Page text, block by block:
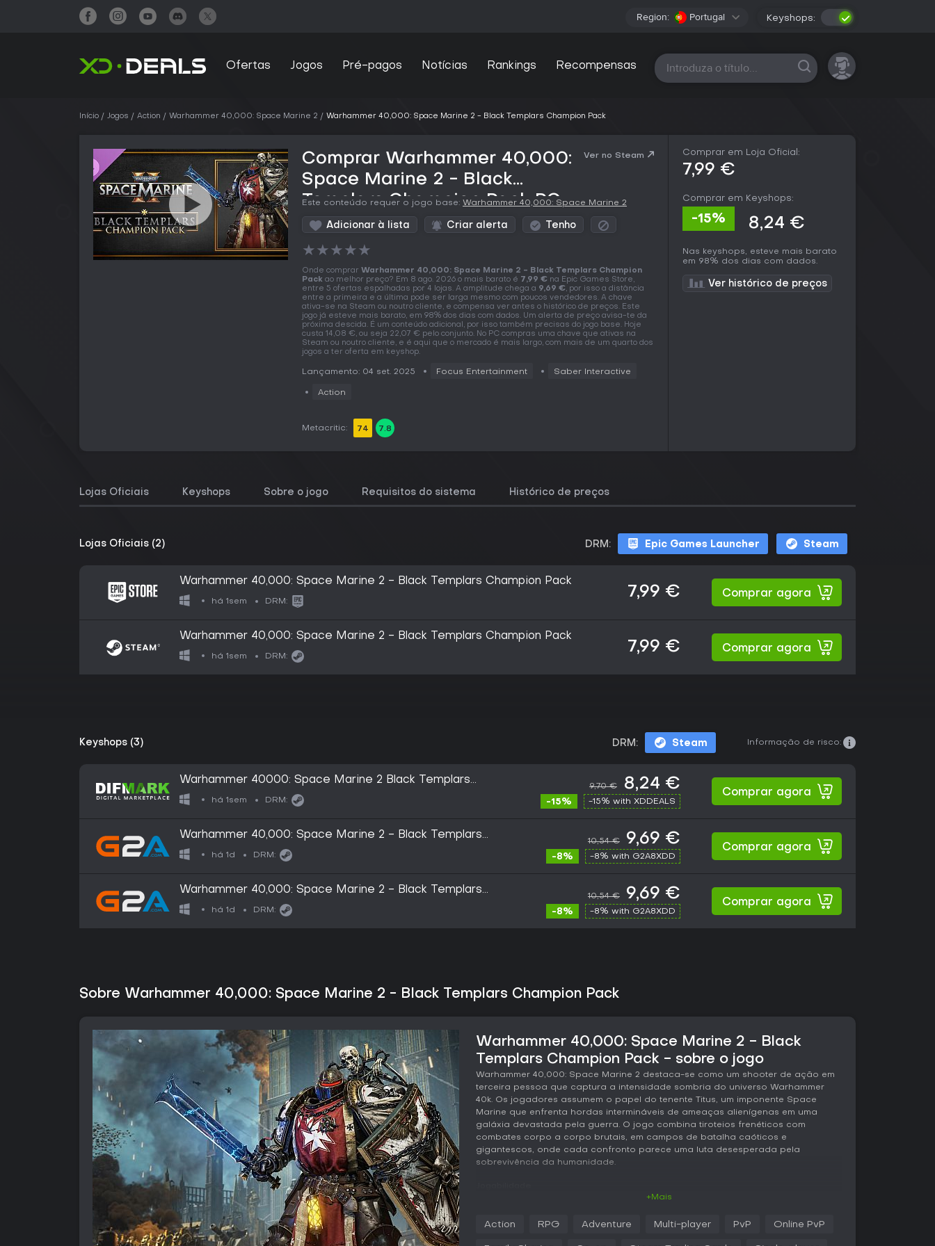
Region: Portugal Keyshops:
Ofertas Jogos Pré-pagos Notícias Rankings Recompensas Todas as plataformas
Início Jogos Action Warhammer 40,000: Space Marine 2 Warhammer 40,000: Space Marine 2 - Black Templars Champion Pack
Comprar Warhammer 40,000:
Space Marine 2 - Black
Templars Champion Pack PC
Key
Ver no Steam
Este conteúdo requer o jogo base: Warhammer 40,000: Space Marine 2
Adicionar à lista Criar alerta Tenho
★★★★★
Onde comprar Warhammer 40,000: Space Marine 2 - Black Templars Champion
Pack ao melhor preço? Em 8 ago. 2026 o mais barato é 7,99 € na Epic Games Store,
entre 5 ofertas espalhadas por 4 lojas. A amplitude chega a 9,69 €, por isso a distância
entre a primeira e a última pode ser larga mesmo com poucos vendedores. A chave
ativa-se na Steam ou noutro cliente, e compensa ver antes o histórico de preços. Este
jogo já esteve mais barato, em 98% dos dias com dados. Um alerta de preço avisa-te da
próxima descida. É um conteúdo adicional, por isso também precisas do jogo base. Hoje
custa 14,08 €, ou seja 22,07 € pelo conjunto. No PC compras uma chave que ativas na
Steam ou noutro cliente, e é aqui que o mercado é mais largo, com mais de um quarto dos
jogos a ter oferta em keyshop.
Lançamento: 04 set. 2025 Focus Entertainment Saber Interactive
Action
Metacritic: 74 7.8
Comprar em Loja Oficial:
7,99 €
Comprar em Keyshops:
-15% 8,24 €
Nas keyshops, esteve mais barato
em 98% dos dias com dados.
Ver histórico de preços
Lojas Oficiais Keyshops Sobre o jogo Requisitos do sistema Histórico de preços
Lojas Oficiais (2) DRM: Epic Games Launcher Steam
Warhammer 40,000: Space Marine 2 - Black Templars Champion Pack
há 1sem DRM:
7,99 € Comprar agora
Warhammer 40,000: Space Marine 2 - Black Templars Champion Pack
há 1sem DRM:
7,99 € Comprar agora
Keyshops (3) DRM: Steam Informação de risco:
Warhammer 40000: Space Marine 2 Black Templars
Champion Pack (PC)
há 1sem DRM:
9,70 € 8,24 €
-15% -15% with XDDEALS
Comprar agora
Warhammer 40,000: Space Marine 2 - Black Templars
Champion Pack (PC) - Steam Gift - EUROPE
há 1d DRM:
10,54 € 9,69 €
-8% -8% with G2A8XDD
Comprar agora
Warhammer 40,000: Space Marine 2 - Black Templars
Champion Pack (PC) - Steam Gift - GLOBAL
há 1d DRM:
10,54 € 9,69 €
-8% -8% with G2A8XDD
Comprar agora
Sobre Warhammer 40,000: Space Marine 2 - Black Templars Champion Pack
Warhammer 40,000: Space Marine 2 - Black
Templars Champion Pack - sobre o jogo
Warhammer 40,000: Space Marine 2 destaca-se como um shooter de ação em
terceira pessoa que captura a intensidade sombria do universo Warhammer
40k. Os jogadores assumem o papel do tenente Titus, um imponente Space
Marine que enfrenta hordas intermináveis de ameaças alienígenas em uma
galáxia devastada pela guerra. O jogo combina tiroteios frenéticos com
combates corpo a corpo brutais, em campos de batalha caóticos e
gigantescos, onde cada confronto parece uma luta desesperada pela
sobrevivência da humanidade.
arsenal de armas devastadoras. É possível personalizar loadouts com opções
+Mais
Action RPG Adventure Multi-player PvP Online PvP